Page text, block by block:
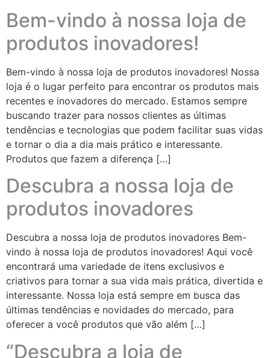
Bem-vindo à nossa loja de
produtos inovadores!
Bem-vindo à nossa loja de produtos inovadores! Nossa
loja é o lugar perfeito para encontrar os produtos mais
recentes e inovadores do mercado. Estamos sempre
buscando trazer para nossos clientes as últimas
tendências e tecnologias que podem facilitar suas vidas
e tornar o dia a dia mais prático e interessante.
Produtos que fazem a diferença […]
Descubra a nossa loja de
produtos inovadores
Descubra a nossa loja de produtos inovadores Bem-
vindo à nossa loja de produtos inovadores! Aqui você
encontrará uma variedade de itens exclusivos e
criativos para tornar a sua vida mais prática, divertida e
interessante. Nossa loja está sempre em busca das
últimas tendências e novidades do mercado, para
oferecer a você produtos que vão além […]
“Descubra a loja de